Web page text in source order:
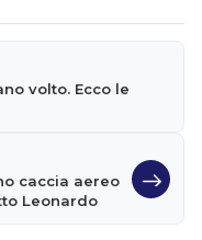
volto. Ecco le
caccia aereo
Leonardo